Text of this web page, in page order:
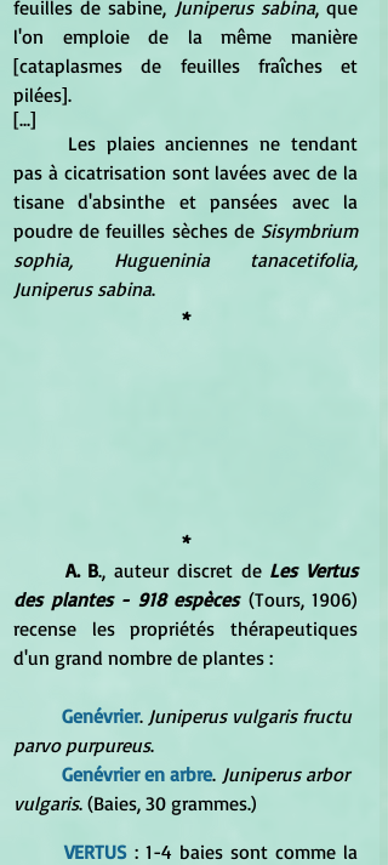
feuilles de sabine, Juniperus sabina, que
l'on emploie de la même manière
[cataplasmes de feuilles fraîches et
pilées].
[...]
pas à cicatrisation sont lavées avec de la
tisane d'absinthe et pansées avec la
poudre de feuilles sèches de Sisymbrium
sophia, Hugueninia tanacetifolia,
Juniperus sabina.
*
*
	A. B
., auteur discret de Les Vertus
des plantes - 918 espèces (Tours, 1906)
recense les propriétés thérapeutiques
d'un grand nombre de plantes :
Genévrier. Juniperus vulgaris fructu
parvo purpureus.
Genévrier en arbre. Juniperus arbor
vulgaris. (Baies, 30 grammes.)
VERTUS : 1-4 baies sont comme la